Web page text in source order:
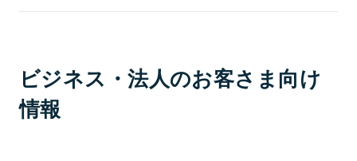
ビジネス・法人のお客さま向け
情報